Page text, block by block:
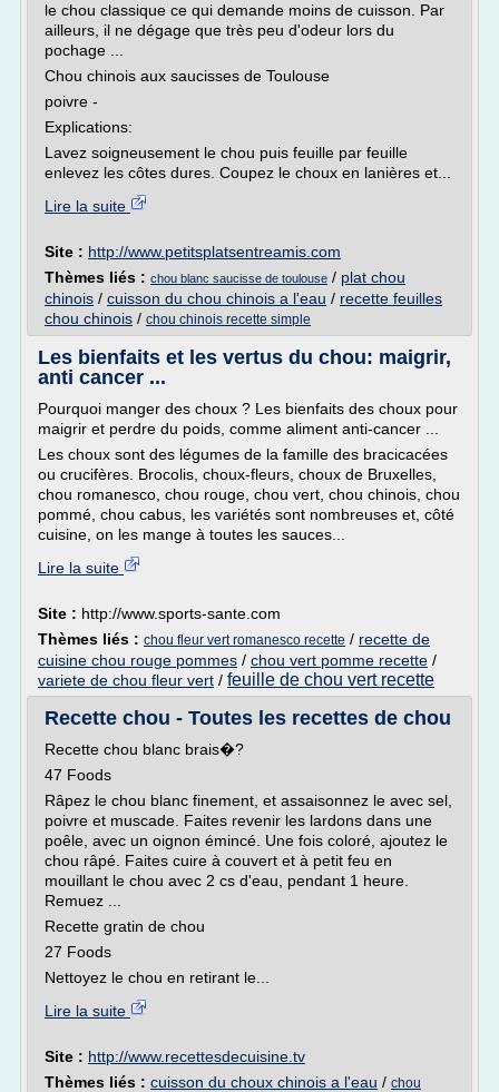
le chou classique ce qui demande moins de cuisson. Par
ailleurs, il ne dégage que très peu d'odeur lors du
pochage ...
Chou chinois aux saucisses de Toulouse
poivre -
Explications:
Lavez soigneusement le chou puis feuille par feuille
enlevez les côtes dures. Coupez le choux en lanières et...
Lire la suite
Site : http://www.petitsplatsentreamis.com
Thèmes liés : chou blanc saucisse de toulouse / plat chou
chinois / cuisson du chou chinois a l'eau / recette feuilles
chou chinois / chou chinois recette simple
Les bienfaits et les vertus du chou: maigrir,
anti cancer ...
Pourquoi manger des choux ? Les bienfaits des choux pour
maigrir et perdre du poids, comme aliment anti-cancer ...
Les choux sont des légumes de la famille des bracicacées
ou crucifères. Brocolis, choux-fleurs, choux de Bruxelles,
chou romanesco, chou rouge, chou vert, chou chinois, chou
pommé, chou cabus, les variétés sont nombreuses et, côté
cuisine, on les mange à toutes les sauces...
Lire la suite
Site : http://www.sports-sante.com
Thèmes liés : chou fleur vert romanesco recette / recette de
cuisine chou rouge pommes / chou vert pomme recette /
variete de chou fleur vert / feuille de chou vert recette
Recette chou - Toutes les recettes de chou
Recette chou blanc brais�?
47 Foods
Râpez le chou blanc finement, et assaisonnez le avec sel,
poivre et muscade. Faites revenir les lardons dans une
poêle, avec un oignon émincé. Une fois coloré, ajoutez le
chou râpé. Faites cuire à couvert et à petit feu en
mouillant le chou avec 2 cs d'eau, pendant 1 heure.
Remuez ...
Recette gratin de chou
27 Foods
Nettoyez le chou en retirant le...
Lire la suite
Site : http://www.recettesdecuisine.tv
Thèmes liés : cuisson du choux chinois a l'eau / chou